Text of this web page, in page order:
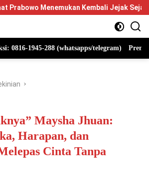
Kembali Jejak Sejarah IPDN
0816-1945-288 (whatsapps/telegram)
Maysha Jhuan:
Harapan, dan
Cinta Tanpa